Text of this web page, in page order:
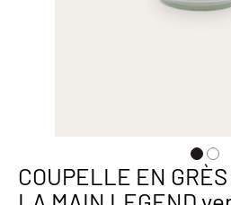
Passer
au
COUPELLE EN